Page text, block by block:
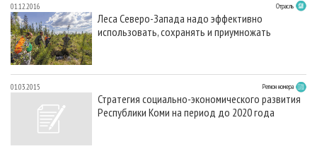
01.12.2016 Отрасль
Леса Северо-Запада надо эффективно
использовать, сохранять и приумножать
01.03.2015 Регион номера
Стратегия социально-экономического развития
Республики Коми на период до 2020 года